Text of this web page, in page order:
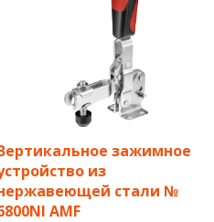
зажимное
из
стали №
AMF